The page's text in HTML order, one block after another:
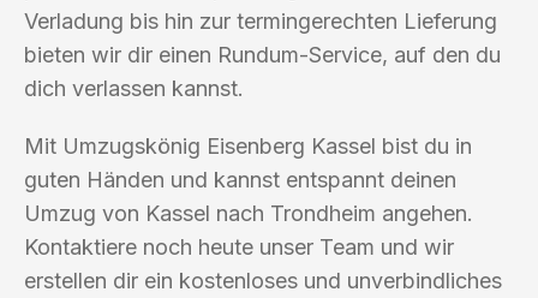
Verladung bis hin zur termingerechten Lieferung
bieten wir dir einen Rundum-Service, auf den du
dich verlassen kannst.
Mit Umzugskönig Eisenberg Kassel bist du in
guten Händen und kannst entspannt deinen
Umzug von Kassel nach Trondheim angehen.
Kontaktiere noch heute unser Team und wir
erstellen dir ein kostenloses und unverbindliches